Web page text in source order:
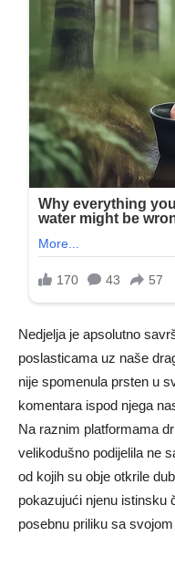
Nedjelja je apsolutno
poslasticama uz naše
nije spomenula prsten u
komentara ispod njega
Na raznim platformama
velikodušno podijelila ne
od kojih su obje otkrile
pokazujući njenu istinsku
posebnu priliku sa